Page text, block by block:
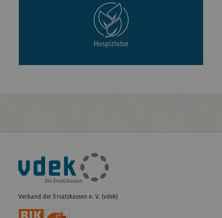
Hospizlotse
Fußleisten-
Navigation
Verband der Ersatzkassen e. V. (vdek)